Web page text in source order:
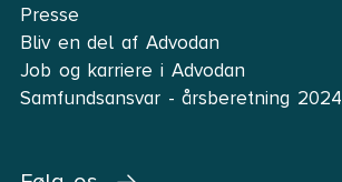
Presse
Bliv en del af Advodan
Job og karriere i Advodan
Samfundsansvar - årsberetning 2024